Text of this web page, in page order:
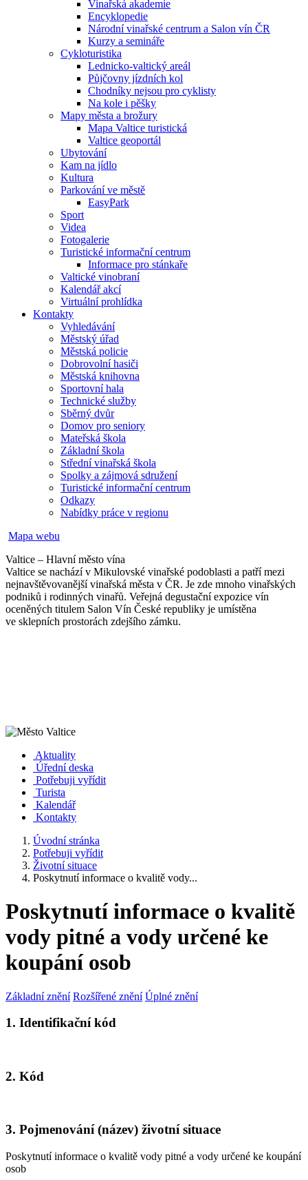
Vinařská akademie
Encyklopedie
Národní vinařské centrum a Salon vín ČR
Kurzy a semináře
Cykloturistika
Lednicko-valtický areál
Půjčovny jízdních kol
Chodníky nejsou pro cyklisty
Na kole i pěšky
Mapy města a brožury
Mapa Valtice turistická
Valtice geoportál
Ubytování
Kam na jídlo
Kultura
Parkování ve městě
EasyPark
Sport
Videa
Fotogalerie
Turistické informační centrum
Informace pro stánkaře
Valtické vinobraní
Kalendář akcí
Virtuální prohlídka
Kontakty
Vyhledávání
Městský úřad
Městská policie
Dobrovolní hasiči
Městská knihovna
Sportovní hala
Technické služby
Sběrný dvůr
Domov pro seniory
Mateřská škola
Základní škola
Střední vinařská škola
Spolky a zájmová sdružení
Turistické informační centrum
Odkazy
Nabídky práce v regionu
Mapa webu
Valtice – Hlavní město vína
Valtice se nachází v Mikulovské vinařské podoblasti a patří mezi
nejnavštěvovanější vinařská města v ČR. Je zde mnoho vinařských
podniků i rodinných vinařů. Veřejná degustační expozice vín
oceněných titulem Salon Vín České republiky je umístěna
ve sklepních prostorách zdejšího zámku.
Aktuality
Úřední deska
Potřebuji vyřídit
Turista
Kalendář
Kontakty
Úvodní stránka
Potřebuji vyřídit
Životní situace
Poskytnutí informace o kvalitě vody...
Poskytnutí informace o kvalitě
vody pitné a vody určené ke
koupání osob
Základní znění Rozšířené znění Úplné znění
1. Identifikační kód
2. Kód
3. Pojmenování (název) životní situace
Poskytnutí informace o kvalitě vody pitné a vody určené ke koupání
osob